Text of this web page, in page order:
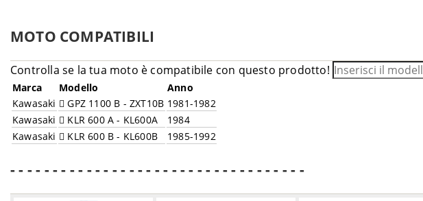
MOTO COMPATIBILI
Controlla se la tua moto è compatibile con questo prodotto!
Marca Modello
Anno
Kawasaki
GPZ 1100 B - ZXT10B 1981-1982
Kawasaki
KLR 600 A - KL600A
1984
Kawasaki
KLR 600 B - KL600B 1985-1992
- - - - - - - - - - - - - - - - - - - - - - - - - - - - - - - - - - -